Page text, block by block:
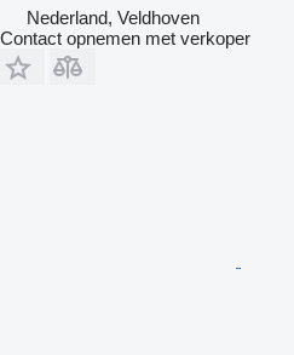
Nederland, Veldhoven
Contact opnemen met verkoper